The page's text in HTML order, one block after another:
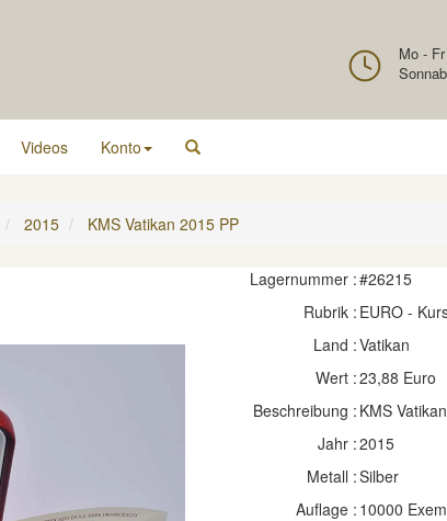
Mo -
Videos Konto
2015 KMS Vatikan 2015 PP
Lagernummer :#26215
Rubrik : EURO -
Land :Vatikan
Wert :23,88 Euro
Beschreibung : KMS
Jahr :2015
Metall :Silber
Auflage : 10000